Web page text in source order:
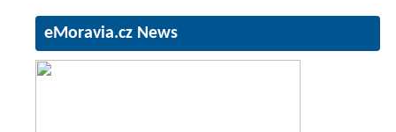
eMoravia.cz News